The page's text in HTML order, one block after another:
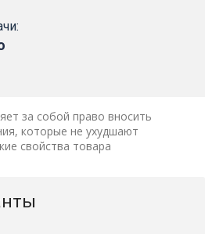
за собой право вносить
которые не ухудшают
свойства товара